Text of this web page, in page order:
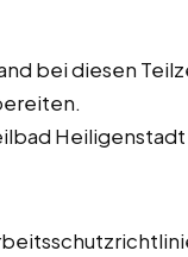
bei diesen